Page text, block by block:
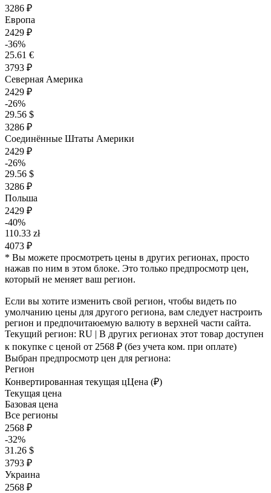
3286 ₽
Европа
2429 ₽
-36%
25.61 €
3793 ₽
Северная Америка
2429 ₽
-26%
29.56 $
3286 ₽
Соединённые Штаты Америки
2429 ₽
-26%
29.56 $
3286 ₽
Польша
2429 ₽
-40%
110.33 zł
4073 ₽
* Вы можете просмотреть цены в других регионах, просто
нажав по ним в этом блоке. Это только предпросмотр цен,
который не меняет ваш регион.
Если вы хотите изменить свой регион, чтобы видеть по
умолчанию цены для другого региона, вам следует настроить
регион и предпочитаюемую валюту в верхней части сайта.
Текущий регион: RU | В других регионах этот товар доступен
к покупке с ценой от 2568 ₽ (без учета ком. при оплате)
Выбран предпросмотр цен для региона:
Регион
Конвертированная текущая цЦена (₽)
Текущая цена
Базовая цена
Все регионы
2568 ₽
-32%
31.26 $
3793 ₽
Украина
2568 ₽